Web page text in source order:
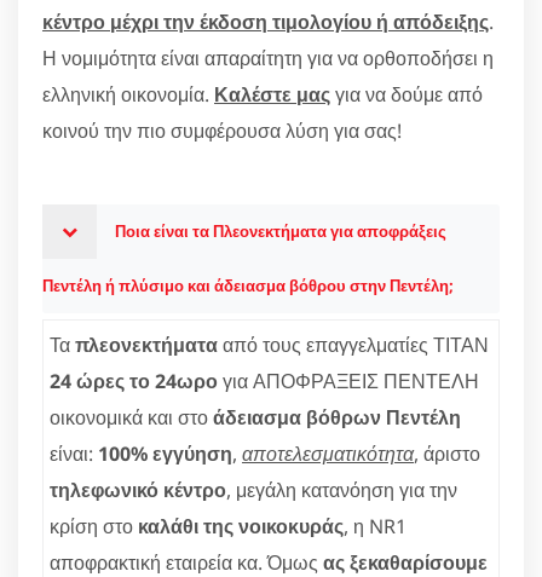
κέντρο μέχρι την έκδοση τιμολογίου ή απόδειξης.
Η νομιμότητα είναι απαραίτητη για να ορθοποδήσει η
ελληνική οικονομία. Καλέστε μαςγια να δούμε από
κοινού την πιο συμφέρουσα λύση για σας!
Ποια είναι τα Πλεονεκτήματα για αποφράξεις
Πεντέλη ή πλύσιμο και άδειασμα βόθρου στην Πεντέλη;
Ταπλεονεκτήματααπό τους επαγγελματίες ΤΙΤΑΝ
24 ώρες το 24ωρογια ΑΠΟΦΡΑΞΕΙΣ ΠΕΝΤΕΛΗ
οικονομικά και στοάδειασμα βόθρων Πεντέλη
είναι: 100% εγγύηση, αποτελεσματικότητα, άριστο
τηλεφωνικό κέντρο, μεγάλη κατανόηση για την
κρίση στο καλάθι της νοικοκυράς, η NR1
αποφρακτική εταιρεία κα. Όμως ας ξεκαθαρίσουμε